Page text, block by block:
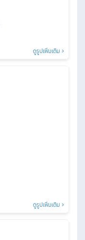
ดูรูปเพิ่มเติม
ดูรูปเพิ่มเติม